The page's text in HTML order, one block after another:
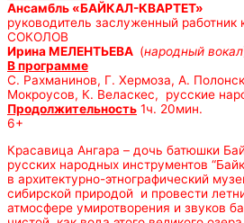
Ансамбль «БАЙКАЛ-КВАРТЕТ»
руководитель заслуженный
СОКОЛОВ
Ирина МЕЛЕНТЬЕВА (народный вокал
В программе
С. Рахманинов, Г. Хермоза, А.
Мокроусов, К. Веласкес, русские
Продолжительность 1ч. 20мин.
6+
Красавица Ангара – дочь батюшки
русских народных инструментов
в архитектурно-этнографический
сибирской природой и провести
атмосфере умиротворения и звуков